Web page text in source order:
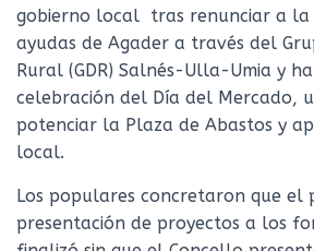
gobierno local tras renunciar a la
ayudas de Agader a través del
Rural (GDR) Salnés-Ulla-Umia y
celebración del Día del Mercado,
potenciar la Plaza de Abastos y
local.
Los populares concretaron que el
presentación de proyectos a los